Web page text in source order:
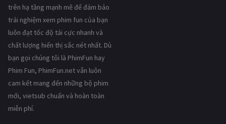
trên hạ tầng mạnh mẽ để đảm bảo
trải nghiệm xem phim fun của bạn
luôn đạt tốc độ tải cực nhanh và
chất lượng hiển thị sắc nét nhất. Dù
bạn gọi chúng tôi là PhimFun hay
Phim Fun, PhimFun.net vẫn luôn
cam kết mang đến những bộ phim
mới, vietsub chuẩn và hoàn toàn
miễn phí.